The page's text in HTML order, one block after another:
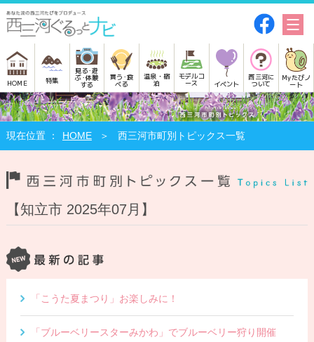
HOME 特集
見る･遊
ぶ･体験
する
買う･食
べる
温泉・宿
泊
モデルコ
ース イベント
西三河に
ついて
Myたびノ
ート
HOME 西三河市町別トピックス一覧
【知立市 2025年07月】
「こうた夏まつり」お楽しみに！
「ブルーベリースターみかわ」でブルーベリー狩り開催